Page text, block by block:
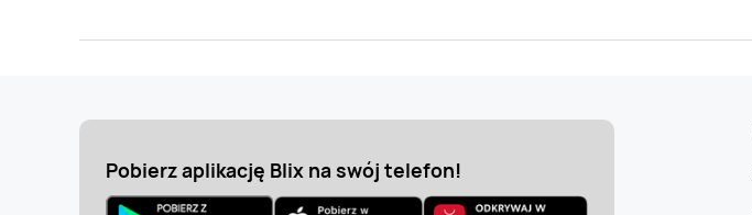
Pobierz aplikację Blix na swój telefon!